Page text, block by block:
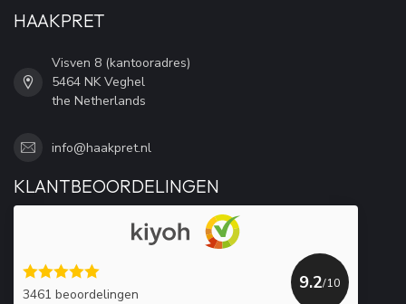
HAAKPRET
Visven 8 (kantooradres)
5464 NK Veghel
the Netherlands
info@haakpret.nl
KLANTBEOORDELINGEN
3461 beoordelingen
9.2/10